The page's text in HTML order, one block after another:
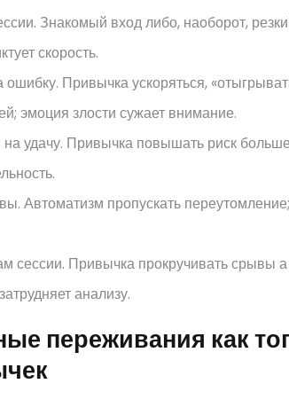
Знакомый вход либо, наоборот,
скорость.
ошибку. Привычка ускоряться,
эмоция злости сужает внимание.
на удачу. Привычка повышать риск
Автоматизм пропускать
сессии. Привычка прокручивать срывы
анализу.
переживания как